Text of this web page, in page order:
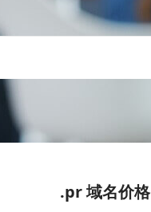
.pr 域名价格